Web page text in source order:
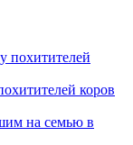
коров